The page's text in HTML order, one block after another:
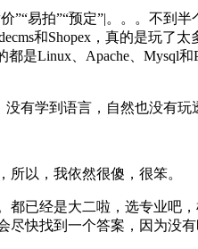
易拍”“预定”|。。。不到
和Shopex，真的是玩了
是Linux、Apache、Mysql
有学到语言，自然也没有玩
以，我依然很傻，很笨。
已经是大二啦，选专业吧
快找到一个答案，因为没有